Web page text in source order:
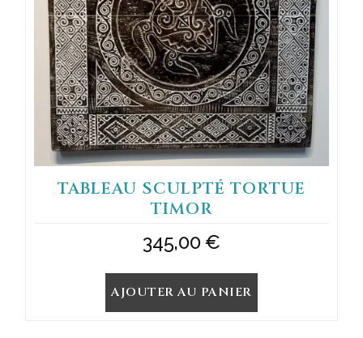
TABLEAU SCULPTÉ TORTUE
TIMOR
345,00€
AJOUTER AU PANIER